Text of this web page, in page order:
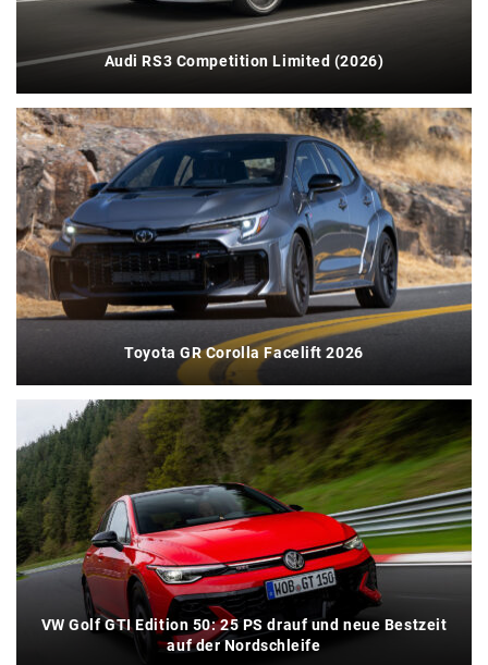
Audi RS3 Competition Limited (2026)
Toyota GR Corolla Facelift 2026
VW Golf GTI Edition 50: 25 PS drauf und neue Bestzeit
auf der Nordschleife